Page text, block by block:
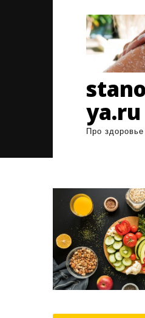
ya.ru
Про здоровье